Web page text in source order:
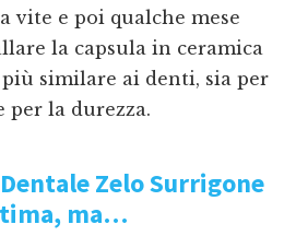
vite e poi qualche mese
la capsula in ceramica
similare ai denti, sia per
per la durezza.
Zelo Surrigone
ma…